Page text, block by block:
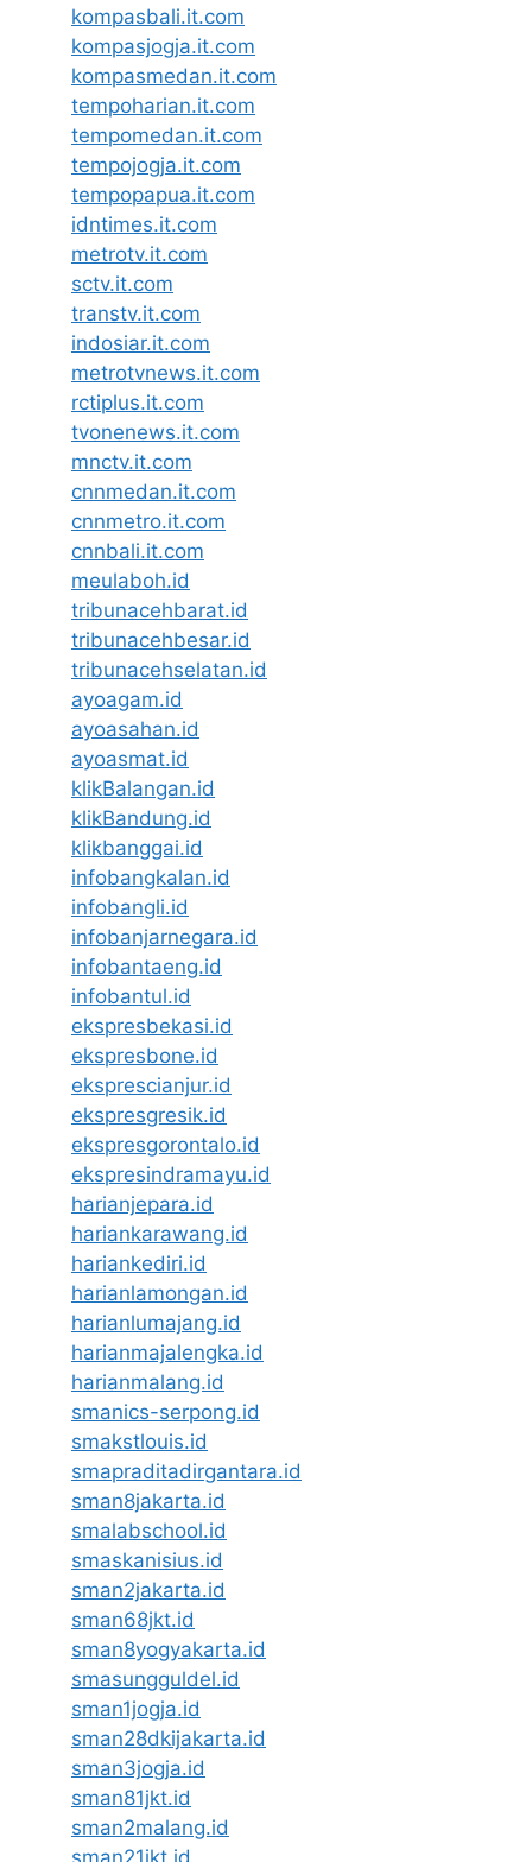
kompasbali.it.com
kompasjogja.it.com
kompasmedan.it.com
tempoharian.it.com
tempomedan.it.com
tempojogja.it.com
tempopapua.it.com
idntimes.it.com
metrotv.it.com
sctv.it.com
transtv.it.com
indosiar.it.com
metrotvnews.it.com
rctiplus.it.com
tvonenews.it.com
mnctv.it.com
cnnmedan.it.com
cnnmetro.it.com
cnnbali.it.com
meulaboh.id
tribunacehbarat.id
tribunacehbesar.id
tribunacehselatan.id
ayoagam.id
ayoasahan.id
ayoasmat.id
klikBalangan.id
klikBandung.id
klikbanggai.id
infobangkalan.id
infobangli.id
infobanjarnegara.id
infobantaeng.id
infobantul.id
ekspresbekasi.id
ekspresbone.id
eksprescianjur.id
ekspresgresik.id
ekspresgorontalo.id
ekspresindramayu.id
harianjepara.id
hariankarawang.id
hariankediri.id
harianlamongan.id
harianlumajang.id
harianmajalengka.id
harianmalang.id
smanics-serpong.id
smakstlouis.id
smapraditadirgantara.id
sman8jakarta.id
smalabschool.id
smaskanisius.id
sman2jakarta.id
sman68jkt.id
sman8yogyakarta.id
smasungguldel.id
sman1jogja.id
sman28dkijakarta.id
sman3jogja.id
sman81jkt.id
sman2malang.id
sman21jkt.id